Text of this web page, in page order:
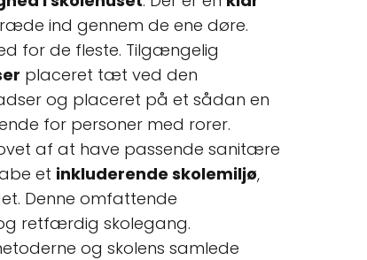
ind gennem de ene døre.
for de fleste. Tilgængelig
placeret tæt ved den
og placeret på et sådan en
for personer med rorer.
af at have passende sanitære
et inkluderende skolemiljø,
Denne omfattende
retfærdig skolegang.
og skolens samlede